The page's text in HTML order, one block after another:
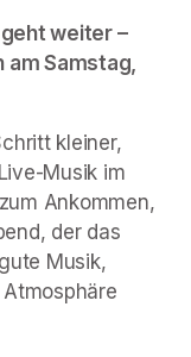
weiter –
Samstag,
kleiner,
Musik im
Ankommen,
der das
Musik,